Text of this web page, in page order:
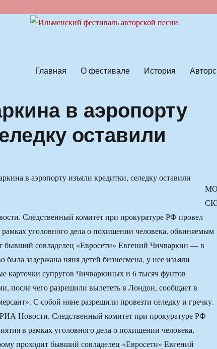
Главная О фестивале История
в аэропорту
оставили
Следственный комитет при прокуратуре РФ провел
уголовного дела о похищении человека, обвиняемым
бывший совладелец «Евросети» Евгений Чичваркин — в
была задержана няня детей бизнесмена, у нее изъяли
карточки супругов Чичваркиных и 6 тысяч фунтов
после чего разрешили вылететь в Лондон, сообщает в
С собой няне разрешили провезти селедку и гречку.
Новости. Следственный комитет при прокуратуре РФ
в рамках уголовного дела о похищении человека,
проходит бывший совладелец «Евросети» Евгений